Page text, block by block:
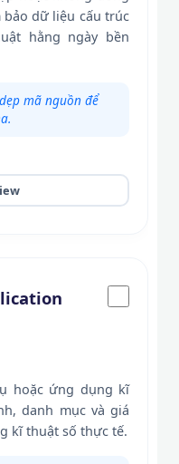
dữ liệu cấu trúc
hằng ngày bền
mã nguồn để
hoặc ứng dụng kĩ
danh mục và giá
kĩ thuật số thực tế.